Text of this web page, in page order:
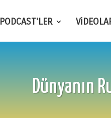
PODCAST'LER
Dünyanın